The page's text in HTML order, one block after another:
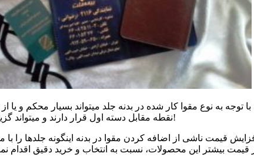
توجه به نوع مقوا کار شده در بدنه جلد میتواند بسیار محکم و یا
نقطه مقابل دسته اول قرار دارند و میتواند گزینه مناسبی برای افرادی باشد که با حالت شل و نرم دسته اول مشکل دارند!
قیمت ناشی از اضافه کردن مقوا در بدنه اینگونه جلدها را با